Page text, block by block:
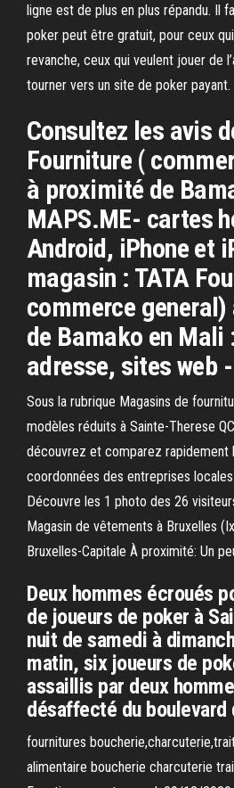
ligne est de plus en plus répandu. Il
poker peut être gratuit, pour ceux qui
revanche, ceux qui veulent jouer de
tourner vers un site de poker payant.
Consultez les avis
Fourniture (
à proximité de
MAPS.ME- cartes
Android, iPhone et
magasin : TATA
commerce
de Bamako en Mali
adresse, sites web
Sous la rubrique Magasins de
modèles réduits à Sainte-Therese
découvrez et comparez rapidement
coordonnées des entreprises
Découvre les 1 photo des 26
Magasin de vêtements à Bruxelles
Bruxelles-Capitale À proximité: Un
Deux hommes écroués
de joueurs de poker à
nuit de samedi à
matin, six joueurs de
assaillis par deux
désaffecté du boulevard
fournitures
alimentaire boucherie charcuterie